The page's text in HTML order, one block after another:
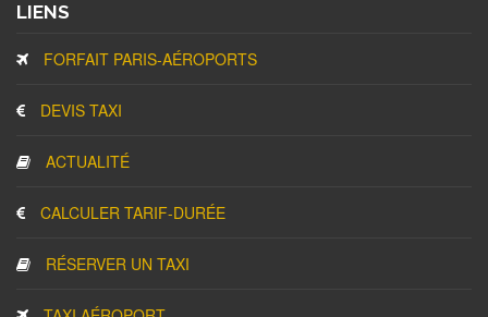
LIENS
FORFAIT PARIS-AÉROPORTS
DEVIS TAXI
ACTUALITÉ
CALCULER TARIF-DURÉE
RÉSERVER UN TAXI